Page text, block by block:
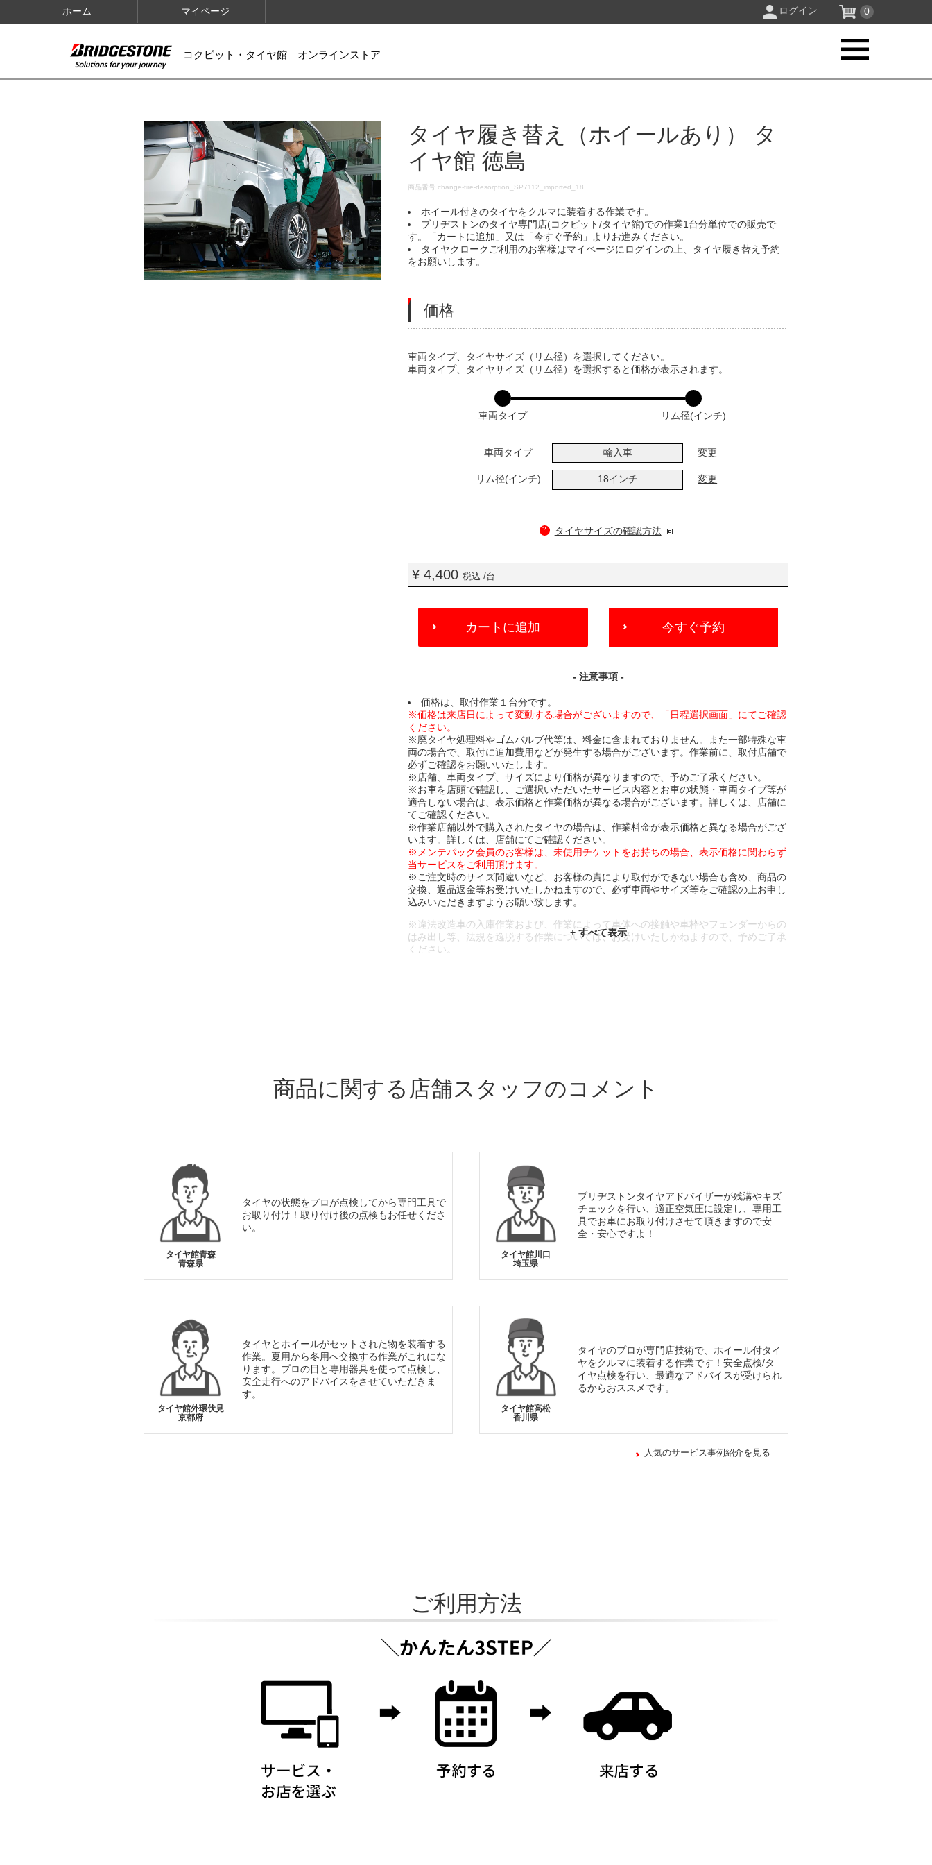
ホーム マイページ ログイン 0
コクピット・タイヤ館 オンラインストア
IMAGES
タイヤ履き替え（ホイールあり） タ
イヤ館 徳島
DETAILS
商品番号change-tire-desorption_SP7112_imported_18
ホイール付きのタイヤをクルマに装着する作業です。
ブリヂストンのタイヤ専門店(コクピット/タイヤ館)での作業1台分単位での販売で
す。「カートに追加」又は「今すぐ予約」よりお進みください。
タイヤクロークご利用のお客様はマイページにログインの上、タイヤ履き替え予約
をお願いします。
価格
VARIATIONS
車両タイプ、タイヤサイズ（リム径）を選択してください。
車両タイプ、タイヤサイズ（リム径）を選択すると価格が表示されます。
車両タイプ リム径(インチ)
車両タイプ 輸入車 変更
リム径(インチ) 18インチ 変更
? タイヤサイズの確認方法
¥ 4,400税込 /台
ADD
CART
カートに追加 今すぐ予約
- 注意事項 -
価格は、取付作業１台分です。
※価格は来店日によって変動する場合がございますので、「日程選択画面」にてご確認
ください。
※廃タイヤ処理料やゴムバルブ代等は、料金に含まれておりません。また一部特殊な車
両の場合で、取付に追加費用などが発生する場合がございます。作業前に、取付店舗で
必ずご確認をお願いいたします。
※店舗、車両タイプ、サイズにより価格が異なりますので、予めご了承ください。
※お車を店頭で確認し、ご選択いただいたサービス内容とお車の状態・車両タイプ等が
適合しない場合は、表示価格と作業価格が異なる場合がございます。詳しくは、店舗に
てご確認ください。
※作業店舗以外で購入されたタイヤの場合は、作業料金が表示価格と異なる場合がござ
います。詳しくは、店舗にてご確認ください。
※メンテパック会員のお客様は、未使用チケットをお持ちの場合、表示価格に関わらず
当サービスをご利用頂けます。
※ご注文時のサイズ間違いなど、お客様の責により取付ができない場合も含め、商品の
交換、返品返金等お受けいたしかねますので、必ず車両やサイズ等をご確認の上お申し
込みいただきますようお願い致します。
※違法改造車の入庫作業および、作業によって車体への接触や車枠やフェンダーからの
はみ出し等、法規を逸脱する作業については、お受けいたしかねますので、予めご了承
ください。
商品に関する店舗スタッフのコメント
タイヤ館青森
青森県
タイヤの状態をプロが点検してから専門工具で
お取り付け！取り付け後の点検もお任せくださ
い。
タイヤ館川口
埼玉県
ブリヂストンタイヤアドバイザーが残溝やキズ
チェックを行い、適正空気圧に設定し、専用工
具でお車にお取り付けさせて頂きますので安
全・安心ですよ！
タイヤ館外環伏見
京都府
タイヤとホイールがセットされた物を装着する
作業。夏用から冬用へ交換する作業がこれにな
ります。プロの目と専用器具を使って点検し、
安全走行へのアドバイスをさせていただきま
す。
タイヤ館高松
香川県
タイヤのプロが専門店技術で、ホイール付タイ
ヤをクルマに装着する作業です！安全点検/タ
イヤ点検を行い、最適なアドバイスが受けられ
るからおススメです。
人気のサービス事例紹介を見る
ご利用方法